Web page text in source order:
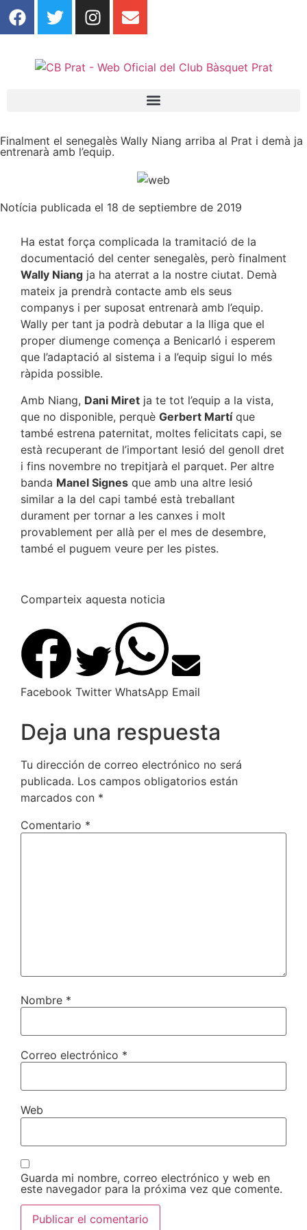
Finalment el senegalès Wally Niang arriba al Prat i demà ja
entrenarà amb l’equip.
Notícia publicada el 18 de septiembre de 2019
Ha estat força complicada la tramitació de la
documentació del center senegalès, però finalment
Wally Niang ja ha aterrat a la nostre ciutat. Demà
mateix ja prendrà contacte amb els seus
companys i per suposat entrenarà amb l’equip.
Wally per tant ja podrà debutar a la lliga que el
proper diumenge comença a Benicarló i esperem
que l’adaptació al sistema i a l’equip sigui lo més
ràpida possible.
Amb Niang, Dani Miret ja te tot l’equip a la vista,
que no disponible, perquè Gerbert Martíque
també estrena paternitat, moltes felicitats capi, se
està recuperant de l’important lesió del genoll dret
i fins novembre no trepitjarà el parquet. Per altre
banda Manel Signes que amb una altre lesió
similar a la del capi també està treballant
durament per tornar a les canxes i molt
provablement per allà per el mes de desembre,
també el puguem veure per les pistes.
Comparteix aquesta noticia
Facebook Twitter WhatsApp Email
Deja una respuesta
Tu dirección de correo electrónico no será
publicada. Los campos obligatorios están
marcados con *
Comentario *
Nombre *
Correo electrónico *
Web
Guarda mi nombre, correo electrónico y web en
este navegador para la próxima vez que comente.